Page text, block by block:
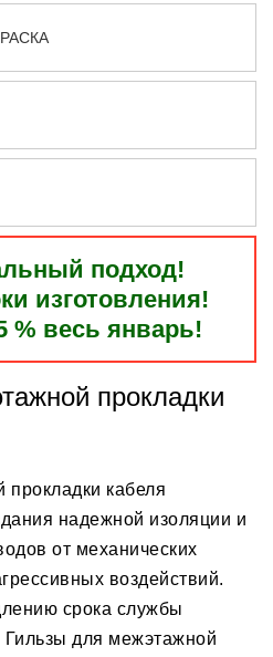
подход!
изготовления!
% весь январь!
прокладки
кабеля
надежной изоляции и
от механических
воздействий.
срока службы
Гильзы для межэтажной